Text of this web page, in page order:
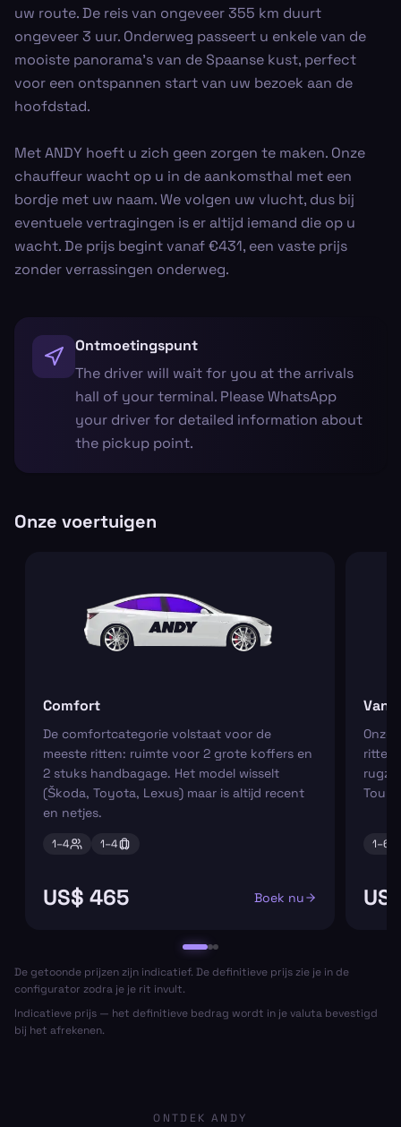
uw route. De reis van ongeveer 355 km duurt
ongeveer 3 uur. Onderweg passeert u enkele van de
mooiste panorama's van de Spaanse kust, perfect
voor een ontspannen start van uw bezoek aan de
hoofdstad.
Met ANDY hoeft u zich geen zorgen te maken. Onze
chauffeur wacht op u in de aankomsthal met een
bordje met uw naam. We volgen uw vlucht, dus bij
eventuele vertragingen is er altijd iemand die op u
wacht. De prijs begint vanaf €431, een vaste prijs
zonder verrassingen onderweg.
Ontmoetingspunt
The driver will wait for you at the arrivals
hall of your terminal. Please WhatsApp
your driver for detailed information about
the pickup point.
Onze voertuigen
Comfort
De comfortcategorie volstaat voor de
meeste ritten: ruimte voor 2 grote koffers en
2 stuks handbagage. Het model wisselt
(Škoda, Toyota, Lexus) maar is altijd recent
en netjes.
1–4 1–4
US$ 465 Boek nu
Van
Onze
ritten
1–6
De getoonde prijzen zijn indicatief. De definitieve prijs zie je in de
configurator zodra je je rit invult.
Indicatieve prijs — het definitieve bedrag wordt in je valuta bevestigd
bij het afrekenen.
ONTDEK ANDY